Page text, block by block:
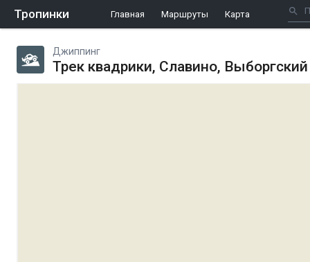
Тропинки Главная Маршруты Карта
Джиппинг
Трек квадрики, Славино,